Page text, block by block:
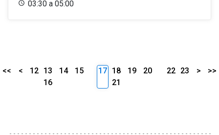
03:30 a 05:00
<< < 12 13 14
15
16
17 18 19
20
21
22 23 > >>